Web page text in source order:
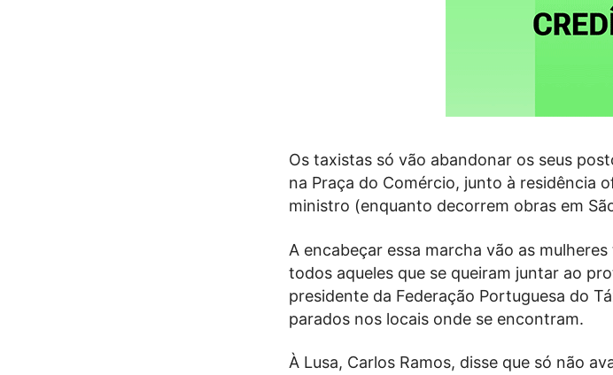
Os taxistas só vão abandonar os seus
na Praça do Comércio, junto à residência
ministro (enquanto decorrem obras em
A encabeçar essa marcha vão as
todos aqueles que se queiram juntar ao
presidente da Federação Portuguesa do
parados nos locais onde se encontram.
À Lusa, Carlos Ramos, disse que só não